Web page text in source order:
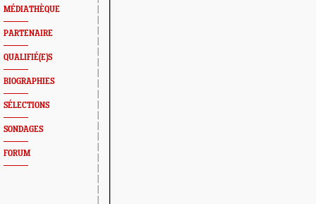
MÉDIATHÈQUE
PARTENAIRE
QUALIFIÉ(E)S
BIOGRAPHIES
SÉLECTIONS
SONDAGES
FORUM